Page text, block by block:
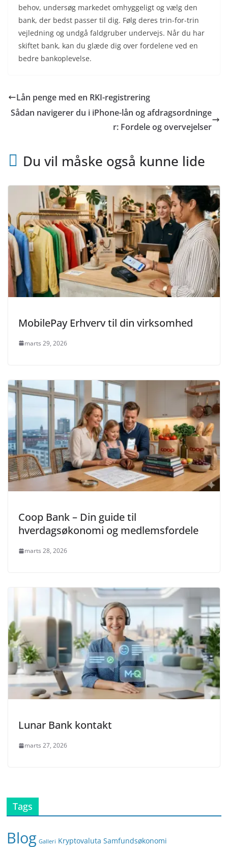
behov, undersøg markedet omhyggeligt og vælg den
bank, der bedst passer til dig. Følg deres trin-for-trin
vejledning og undgå faldgruber undervejs. Når du har
skiftet bank, kan du glæde dig over fordelene ved en
bedre bankoplevelse.
Lån penge med en RKI-registrering
Sådan navigerer du i iPhone-lån og afdragsordninge
r: Fordele og overvejelser
Du vil måske også kunne lide
MobilePay Erhverv til din virksomhed
marts 29, 2026
Coop Bank – Din guide til
hverdagsøkonomi og medlemsfordele
marts 28, 2026
Lunar Bank kontakt
marts 27, 2026
Tags
Blog Galleri Kryptovaluta Samfundsøkonomi